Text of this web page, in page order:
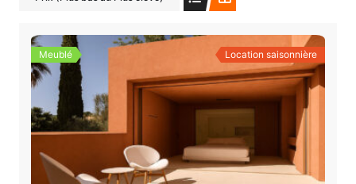
Meublé Location saisonnière